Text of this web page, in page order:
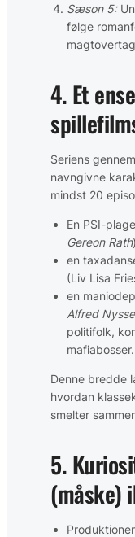
Sæson 5:
følge
4. Et
Seriens
navngivne
mindst 20
En PSI-
Gereon Rath
en
(Liv Lisa
en
Alfred
politifolk,
mafiabosser.
Denne bredde
hvordan
smelter
5.
(måske)